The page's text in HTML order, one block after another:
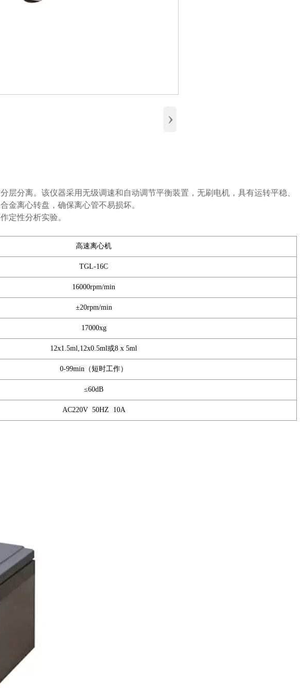
›
分离。该仪器采用无级调速和自动调节平衡装置，无刷电机，具有运转平稳、
金离心转盘，确保离心管不易损坏。
定性分析实验。
高速离心机
TGL-16C
16000rpm/min
±20rpm/min
17000xg
12x1.5ml,12x0.5ml或8 x 5ml
0-99min（短时工作）
≤60dB
AC220V 50HZ 10A